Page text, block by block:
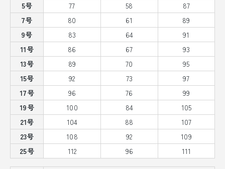
5号
77 58
87
7号
80 61
89
9号
83 64
91
11号
86 67
93
13号
89 70
95
15号
92 73
97
17号
96 76
99
19号
100 84
105
21号
104 88
107
23号
108 92
109
25号
112 96 111